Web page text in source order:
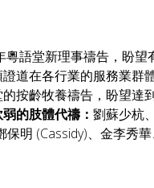
粵語堂新理事禱告，盼望
道在各行業的服務業群
按齡牧養禱告，盼望達
的肢體代禱：劉蘇少杭
保明 (Cassidy)、金李秀